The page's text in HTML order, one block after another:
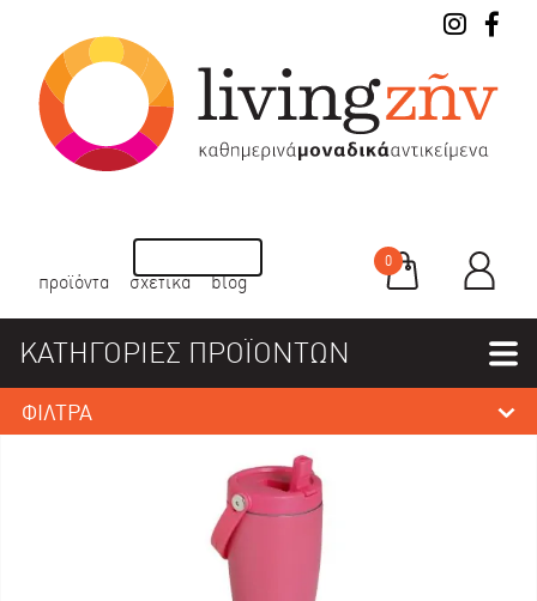
προϊόντα σχετικά blog
0
ΚΑΤΗΓΟΡΙΕΣ ΠΡΟΪΟΝΤΩΝ
ΦΙΛΤΡΑ